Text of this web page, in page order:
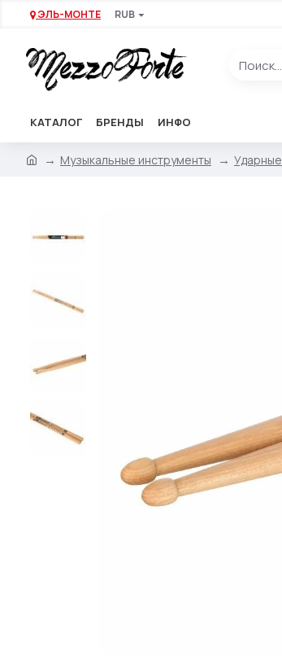
ЭЛЬ-МОНТЕ RUB
КАТАЛОГ БРЕНДЫ ИНФО
Музыкальные инструменты Ударные